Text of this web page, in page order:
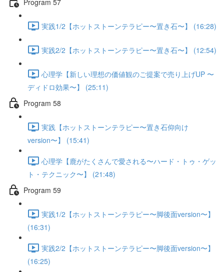
実践1/2【ホットストーンテラピー〜置き石〜】 (16:28)
実践2/2【ホットストーンテラピー〜置き石〜】 (12:54)
心理学【新しい理想の価値観のご提案で売り上げUP 〜
ディドロ効果〜】 (25:11)
Program 58
実践【ホットストーンテラピー〜置き石仰向け
version〜】 (15:41)
心理学【鹿がたくさんで愛される〜ハード・トゥ・ゲッ
ト・テクニック〜】 (21:48)
Program 59
実践1/2【ホットストーンテラピー〜脚後面version〜】
(16:31)
実践2/2【ホットストーンテラピー〜脚後面version〜】
(16:25)